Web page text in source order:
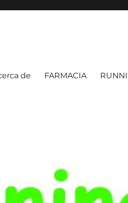
de FARMACIA